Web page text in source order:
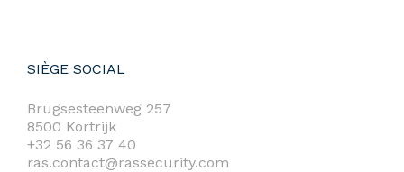
SIÈGE SOCIAL
Brugsesteenweg 257
8500 Kortrijk
+32 56 36 37 40
ras.contact@rassecurity.com